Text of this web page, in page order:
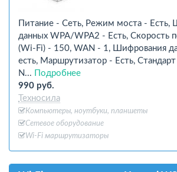
Питание - Сеть, Режим моста - Есть,
данных WPA/WPA2 - Есть, Скорость
(Wi-Fi) - 150, WAN - 1, Шифрования
есть, Маршрутизатор - Есть,
N...
Подробнее
990 руб.
Техносила
Компьютеры, ноутбуки, планшеты
Сетевое оборудование
Wi-Fi маршрутизаторы